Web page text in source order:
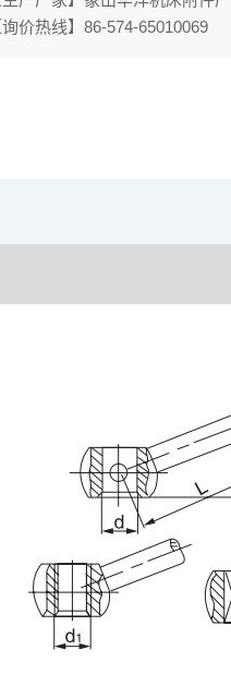
询价热线】86-574-65010069